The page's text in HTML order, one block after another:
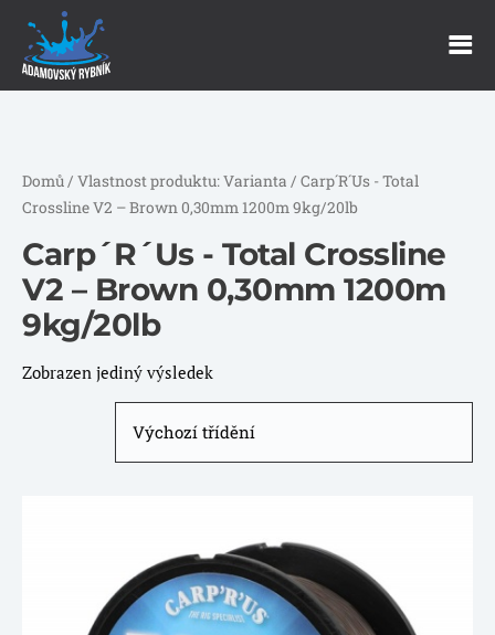
Domů/ Vlastnost produktu: Varianta / Carp´R´Us - Total
Crossline V2 – Brown 0,30mm 1200m 9kg/20lb
Carp´R´Us - Total Crossline
V2 – Brown 0,30mm 1200m
9kg/20lb
Zobrazen jediný výsledek